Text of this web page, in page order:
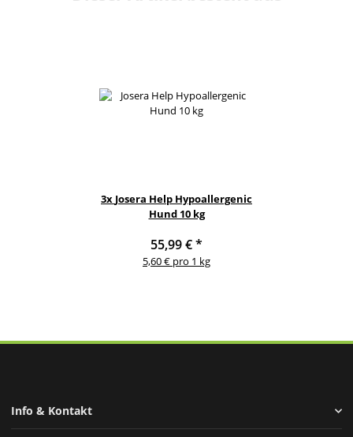
3x Josera Help Hypoallergenic
Hund 10 kg
55,99 €*
5,60 € pro 1 kg
Info & Kontakt